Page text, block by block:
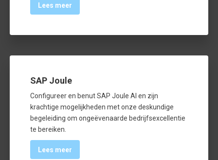
Lees meer
SAP Joule
Configureer en benut SAP Joule AI en zijn
krachtige mogelijkheden met onze deskundige
begeleiding om ongeëvenaarde bedrijfs­excellentie
te bereiken.
Lees meer